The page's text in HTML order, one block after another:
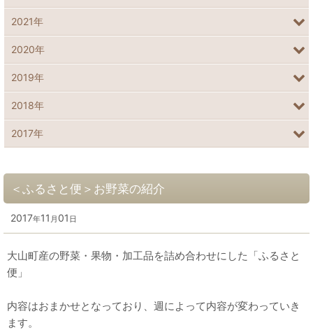
＜ふるさと便＞お野菜の紹介
2017年11 月 01 日
大山町産の野菜・果物・加工品を詰め合わせにした「ふるさと
便」
内容はおまかせとなっており、週によって内容が変わっていき
ます。
2021年
2020年
2019年
2018年
2017年